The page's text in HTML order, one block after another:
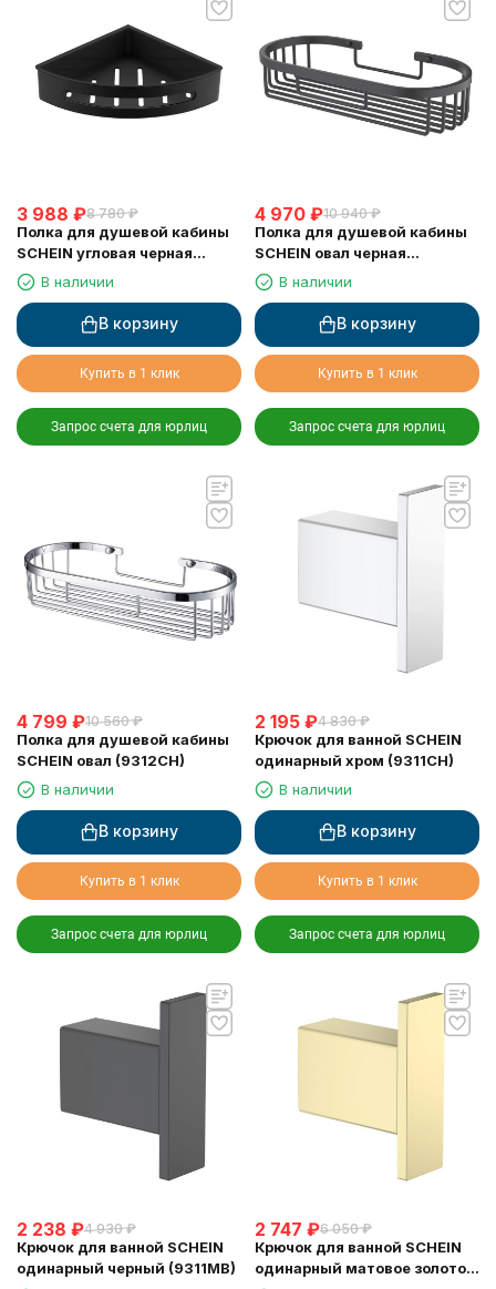
3 988 ₽8 780 ₽
Полка для душевой кабины
SCHEIN угловая черная
(9326MB)
В наличии
В корзину
Купить в 1 клик
Запрос счета для юрлиц
4 970 ₽10 940 ₽
Полка для душевой кабины
SCHEIN овал черная
(9312MB)
В наличии
В корзину
Купить в 1 клик
Запрос счета для юрлиц
4 799 ₽10 560 ₽
Полка для душевой кабины
SCHEIN овал (9312CH)
В наличии
В корзину
Купить в 1 клик
Запрос счета для юрлиц
2 195 ₽4 830 ₽
Крючок для ванной SCHEIN
одинарный хром (9311CH)
В наличии
В корзину
Купить в 1 клик
Запрос счета для юрлиц
2 238 ₽4 930 ₽
Крючок для ванной SCHEIN
одинарный черный (9311MB)
2 747 ₽6 050 ₽
Крючок для ванной SCHEIN
одинарный матовое золото